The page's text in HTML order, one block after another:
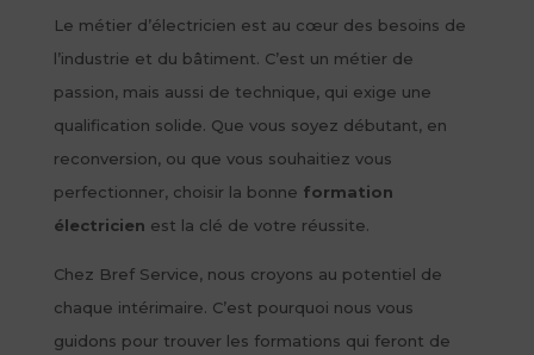
Le métier d’électricien est au cœur des besoins de
l’industrie et du bâtiment. C’est un métier de
passion, mais aussi de technique, qui exige une
qualification solide. Que vous soyez débutant, en
reconversion, ou que vous souhaitiez vous
perfectionner, choisir la bonne formation
électricien est la clé de votre réussite.
Chez Bref Service, nous croyons au potentiel de
chaque intérimaire. C’est pourquoi nous vous
guidons pour trouver les formations qui feront de